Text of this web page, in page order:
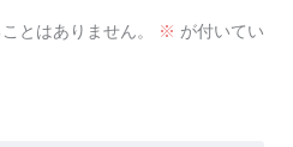
とはありません。 ※ が付いてい